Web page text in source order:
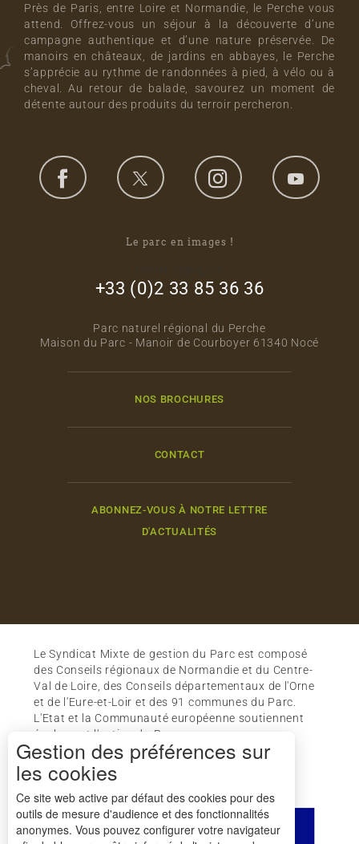
Près de Paris, entre Loire et Normandie, le Perche vous
attend. Offrez-vous un séjour à la découverte d’une
campagne authentique et d’une nature préservée. De
manoirs en châteaux, de jardins en abbayes, le Perche
s’apprécie au rythme de randonnées à pied, à vélo ou à
cheval. Au retour de balade, savourez un moment de
détente autour des produits du terroir percheron.
Le parc en images !
+33 (0)2 33 85 36 36
Parc naturel régional du Perche
Maison du Parc - Manoir de Courboyer 61340 Nocé
NOS BROCHURES
CONTACT
ABONNEZ-VOUS À NOTRE LETTRE
D'ACTUALITÉS
Le Syndicat Mixte de gestion du Parc est composé
des Conseils régionaux de Normandie et du Centre-
Val de Loire, des Conseils départementaux de l'Orne
et de l'Eure-et-Loir et des 91 communes du Parc.
L'Etat et la Communauté européenne soutiennent
également l'action du Parc.
Gestion des préférences sur
les cookies
Ce site web active par défaut des cookies pour des
outils de mesure d'audience et des fonctionnalités
anonymes. Vous pouvez configurer votre navigateur